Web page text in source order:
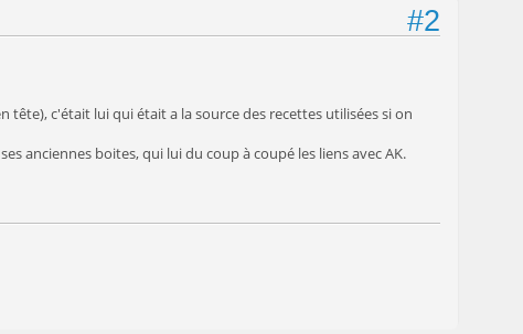
#2
tête), c'était lui qui était a la source des recettes utilisées si on
anciennes boites, qui lui du coup à coupé les liens avec AK.